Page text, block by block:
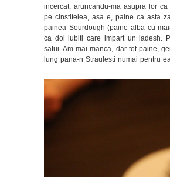
incercat, aruncandu-ma asupra lor
pe cinstitelea, asa e, paine ca asta
painea Sourdough (paine alba cu
ca doi iubiti care impart un iadesh.
satui. Am mai manca, dar tot paine,
lung pana-n Straulesti numai pentru ea.